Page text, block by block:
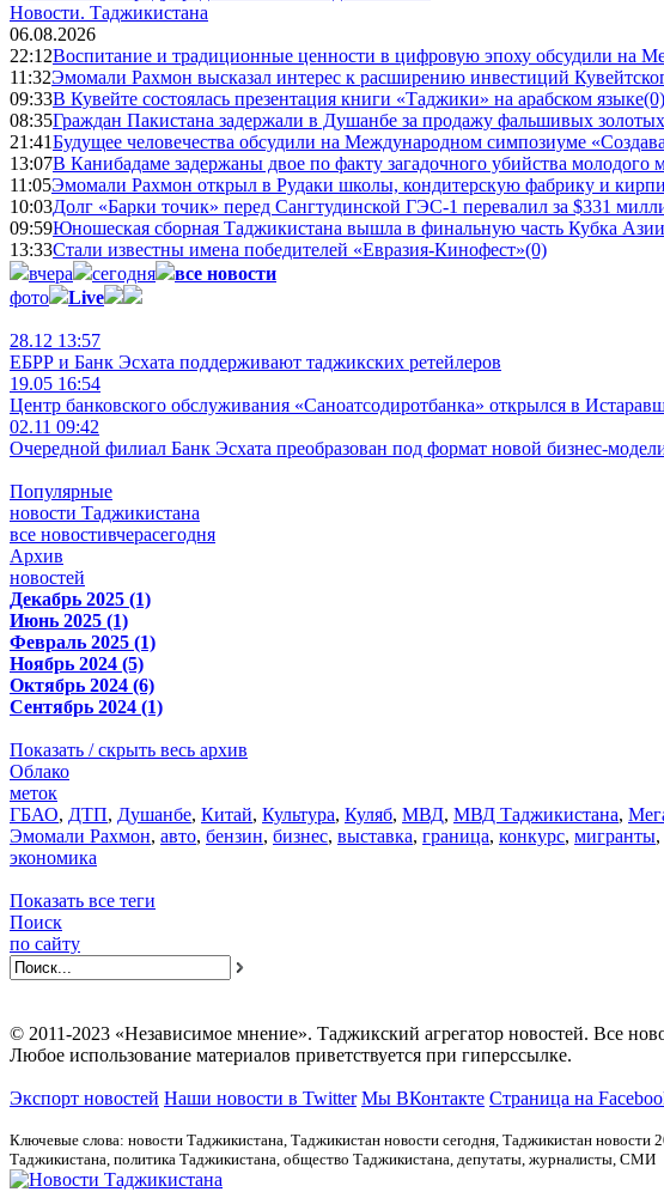
Новости. Таджикистана
06.08.2026
22:12Воспитание и традиционные ценности в цифровую эпоху обсудили на
11:32Эмомали Рахмон высказал интерес к расширению инвестиций
09:33В Кувейте состоялась презентация книги «Таджики» на арабском языке(0)
08:35Граждан Пакистана задержали в Душанбе за продажу фальшивых
21:41Будущее человечества обсудили на Международном симпозиуме
13:07В Канибадаме задержаны двое по факту загадочного убийства
11:05Эмомали Рахмон открыл в Рудаки школы, кондитерскую фабрику и
10:03Долг «Барки точик» перед Сангтудинской ГЭС-1 перевалил за $331
09:59Юношеская сборная Таджикистана вышла в финальную часть Кубка
13:33Стали известны имена победителей «Евразия-Кинофест»(0)
вчера
сегодня
все новости
фото
Live
28.12 13:57
ЕБРР и Банк Эсхата поддерживают таджикских ретейлеров
19.05 16:54
Центр банковского обслуживания «Саноатсодиротбанка» открылся в
02.11 09:42
Очередной филиал Банк Эсхата преобразован под формат новой бизнес-
Популярные
новости Таджикистана
все новостивчерасегодня
Архив
новостей
Декабрь 2025 (1)
Июнь 2025 (1)
Февраль 2025 (1)
Ноябрь 2024 (5)
Октябрь 2024 (6)
Сентябрь 2024 (1)
Показать / скрыть весь архив
Облако
меток
ГБАО, ДТП, Душанбе, Китай, Культура, Куляб, МВД, МВД Таджикистана,
Эмомали Рахмон, авто, бензин, бизнес, выставка, граница, конкурс, мигранты,
экономика
Показать все теги
Поиск
по сайту
© 2011-2023 «Независимое мнение». Таджикский агрегатор новостей. Все
Любое использование материалов приветствуется при гиперссылке.
Экспорт новостей Наши новости в Twitter Мы ВКонтакте Страница на
Ключевые слова: новости Таджикистана, Таджикистан новости сегодня, Таджикистан
Таджикистана, политика Таджикистана, общество Таджикистана, депутаты, журналисты, СМИ